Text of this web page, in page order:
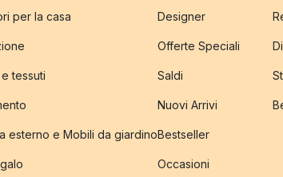
per la casa
tessuti
esterno e Mobili da giardino
Designer
Offerte Speciali
Saldi
Nuovi Arrivi
Bestseller
Occasioni